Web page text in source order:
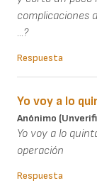
complicaciones
...?
Respuesta
Yo voy a lo
Anónimo
Yo voy a lo
operación
Respuesta